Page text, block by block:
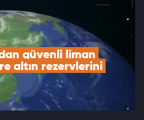
güvenli liman
altın rezervlerini